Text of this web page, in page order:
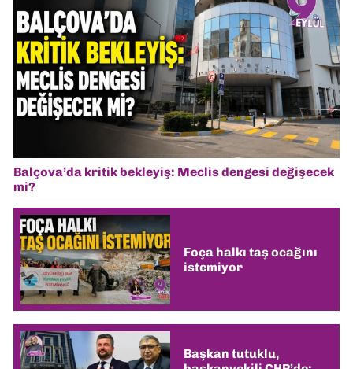
Balçova’da kritik bekleyiş: Meclis dengesi değişecek
mi?
Foça halkı taş ocağını
istemiyor
Başkan tutuklu,